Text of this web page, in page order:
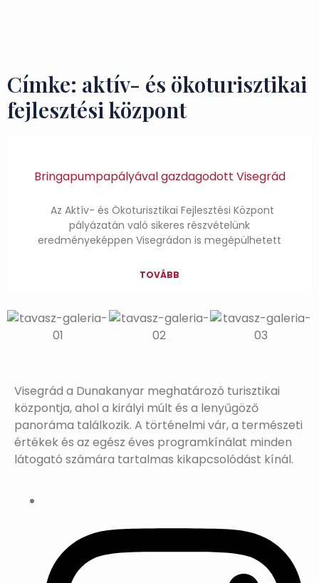
Címke: aktív- és ökoturisztikai
fejlesztési központ
Bringapumpapályával gazdagodott Visegrád
Az Aktív- és Ökoturisztikai Fejlesztési Központ
pályázatán való sikeres részvételünk
eredményeképpen Visegrádon is megépülhetett
TOVÁBB
Visegrád a Dunakanyar meghatározó turisztikai
központja, ahol a királyi múlt és a lenyűgöző
panoráma találkozik. A történelmi vár, a természeti
értékek és az egész éves programkínálat minden
látogató számára tartalmas kikapcsolódást kínál.